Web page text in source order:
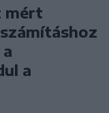
mért
a